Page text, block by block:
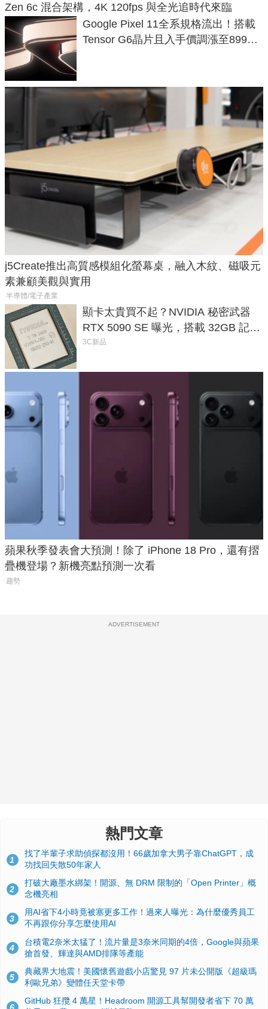
Zen 6c 混合架構，4K 120fps 與全光追時代來臨
Google Pixel 11全系規格流出！搭載
Tensor G6晶片且入手價調漲至899美
j5Create推出高質感模組化螢幕桌，融入木紋、磁吸元
素兼顧美觀與實用
半導體/電子產業
顯卡太貴買不起？NVIDIA 秘密武器
RTX 5090 SE 曝光，搭載 32GB 記憶
體
3C新品
蘋果秋季發表會大預測！除了 iPhone 18 Pro，還有摺
疊機登場？新機亮點預測一次看
趨勢
ADVERTISEMENT
熱門文章
1
找了半輩子求助偵探都沒用！66歲加拿大男子靠ChatGPT，成
功找回失散50年家人
2
打破大廠墨水綁架！開源、無 DRM 限制的「Open Printer」概
念機亮相
3
用AI省下4小時竟被塞更多工作！過來人曝光：為什麼優秀員工
不再跟你分享怎麼使用AI
4
台積電2奈米太猛了！流片量是3奈米同期的4倍，Google與蘋果
搶首發、輝達與AMD排隊等產能
5
典藏界大地震！美國懷舊遊戲小店驚見 97 片未公開版《超級瑪
利歐兄弟》變體任天堂卡帶
6
GitHub 狂攬 4 萬星！Headroom 開源工具幫開發者省下 70 萬